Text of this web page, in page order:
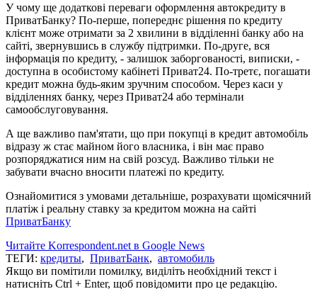
У чому ще додаткові переваги оформлення автокредиту в
ПриватБанку? По-перше, попереднє рішення по кредиту
клієнт може отримати за 2 хвилини в відділенні банку або на
сайті, звернувшись в службу підтримки. По-друге, вся
інформація по кредиту, - залишок заборгованості, виписки, -
доступна в особистому кабінеті Приват24. По-третє, погашати
кредит можна будь-яким зручним способом. Через каси у
відділеннях банку, через Приват24 або термінали
самообслуговування.
А ще важливо пам'ятати, що при покупці в кредит автомобіль
відразу ж стає майном його власника, і він має право
розпоряджатися ним на свій розсуд. Важливо тільки не
забувати вчасно вносити платежі по кредиту.
Ознайомитися з умовами детальніше, розрахувати щомісячний
платіж і реальну ставку за кредитом можна на сайті
ПриватБанку
Читайте Korrespondent.net в Google News
ТЕГИ: кредиты, ПриватБанк, автомобиль
Якщо ви помітили помилку, виділіть необхідний текст і
натисніть Ctrl + Enter, щоб повідомити про це редакцію.